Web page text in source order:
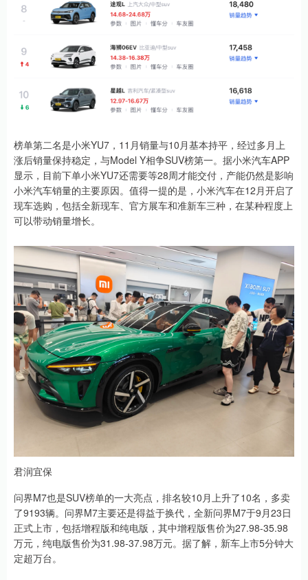
榜单第二名是小米YU7，11月销量与10月基本持平，经过多月上
涨后销量保持稳定，与Model Y相争SUV榜第一。据小米汽车APP
显示，目前下单小米YU7还需要等28周才能交付，产能仍然是影响
小米汽车销量的主要原因。值得一提的是，小米汽车在12月开启了
现车选购，包括全新现车、官方展车和准新车三种，在某种程度上
可以带动销量增长。
君润宜保
问界M7也是SUV榜单的一大亮点，排名较10月上升了10名，多卖
了9193辆。问界M7主要还是得益于换代，全新问界M7于9月23日
正式上市，包括增程版和纯电版，其中增程版售价为27.98-35.98
万元，纯电版售价为31.98-37.98万元。据了解，新车上市5分钟大
定超万台。